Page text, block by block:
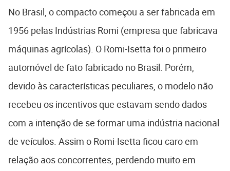
No Brasil, o compacto começou a ser fabricada em
1956 pelas Indústrias Romi (empresa que fabricava
máquinas agrícolas). O Romi-Isetta foi o primeiro
automóvel de fato fabricado no Brasil. Porém,
devido às características peculiares, o modelo não
recebeu os incentivos que estavam sendo dados
com a intenção de se formar uma indústria nacional
de veículos. Assim o Romi-Isetta ficou caro em
relação aos concorrentes, perdendo muito em